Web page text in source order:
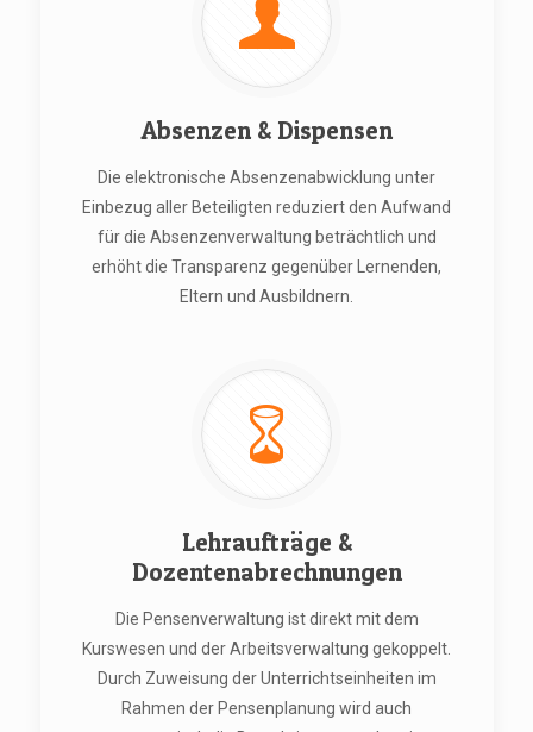
Absenzen & Dispensen
Die elektronische Absenzenabwicklung unter
Einbezug aller Beteiligten reduziert den Aufwand
für die Absenzenverwaltung beträchtlich und
erhöht die Transparenz gegenüber Lernenden,
Eltern und Ausbildnern.
Lehraufträge &
Dozentenabrechnungen
Die Pensenverwaltung ist direkt mit dem
Kurswesen und der Arbeitsverwaltung gekoppelt.
Durch Zuweisung der Unterrichtseinheiten im
Rahmen der Pensenplanung wird auch